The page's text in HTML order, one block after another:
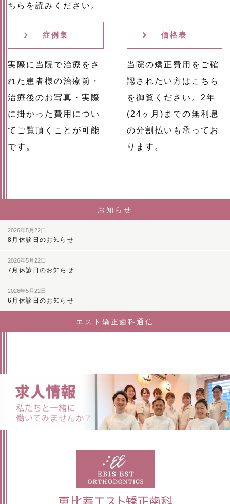
ちらを読みください。
症例集
実際に当院で治療をさ
れた患者様の治療前・
治療後のお写真・実際
に掛かった費用につい
てご覧頂くことが可能
です。
価格表
当院の矯正費用をご確
認されたい方はこちら
を御覧ください。2年
(24ヶ月)までの無利息
の分割払いも承ってお
ります。
お知らせ
2026年5月22日
8月休診日のお知らせ
2026年5月22日
7月休診日のお知らせ
2026年5月22日
6月休診日のお知らせ
エスト矯正歯科通信